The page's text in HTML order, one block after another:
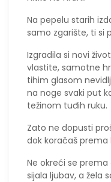
Na pepelu starih
samo zgarište, ti si
Izgradila si novi
vlastite, samotne
tihim glasom
na noge svaki put
težinom tuđih ruku.
​Zato ne dopusti
dok koračaš prema
Ne okreći se
sijala ljubav, a žela